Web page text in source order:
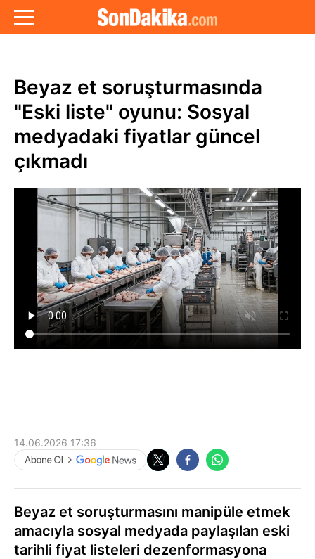
Beyaz et soruşturmasında
"Eski liste" oyunu: Sosyal
medyadaki fiyatlar güncel
çıkmadı
14.06.2026 17:36
Beyaz et soruşturmasını manipüle etmek
amacıyla sosyal medyada paylaşılan eski
tarihli fiyat listeleri dezenformasyona